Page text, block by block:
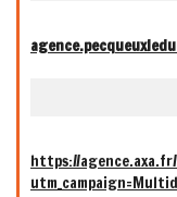
https://